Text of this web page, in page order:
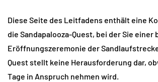
Diese Seite des Leitfadens enthält eine
die Sandapalooza-Quest, bei der Sie einer
Eröffnungszeremonie der
Quest stellt keine Herausforderung dar,
Tage in Anspruch nehmen wird.